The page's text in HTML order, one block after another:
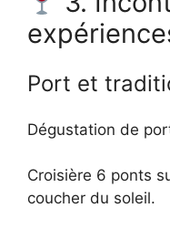
Port et
Dégustation de
Croisière 6 ponts
coucher du soleil.